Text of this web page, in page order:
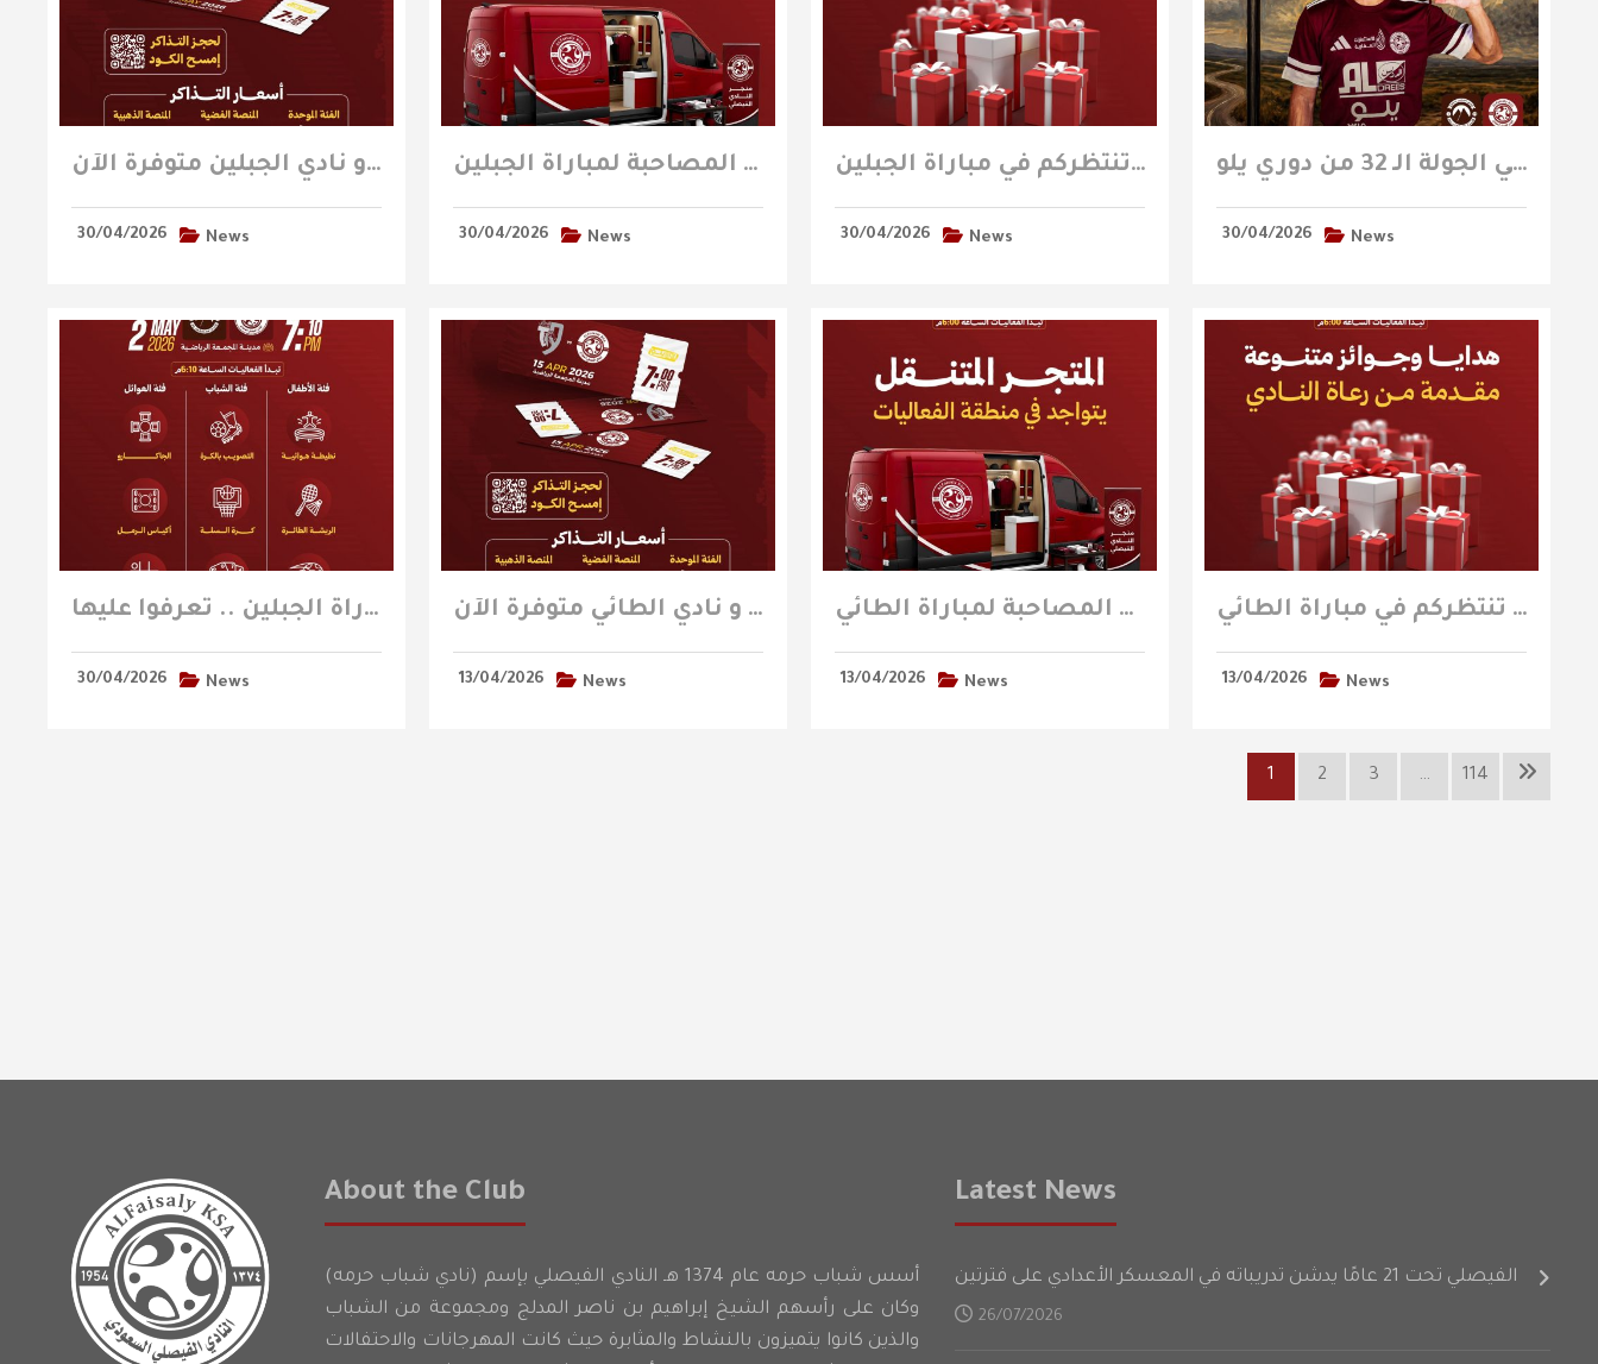
تذاكر مباراة الفيصلي و نادي الجبلين متوفرة الآن
30/04/2026 News
الفعاليات المصاحبة لمباراة الجبلين .. تعرفوا عليها
30/04/2026 News
المتجر المتنقل يتواجد في منطقة الفعاليات المصاحبة لمباراة الجبلين
30/04/2026 News
تذاكر مباراة الفيصلي و نادي الطائي متوفرة الآن
13/04/2026 News
هدايا وجوائز متنوعة مقدمة من رعاة النادي تنتظركم في مباراة الجبلين
30/04/2026 News
المتجر المتنقل يتواجد في منطقة الفعاليات المصاحبة لمباراة الطائي
13/04/2026 News
الفيصلي يلاقي الجبلين في الجولة الـ 32 من دوري يلو
30/04/2026 News
هدايا وجوائز متنوعة مقدمة من رعاة النادي تنتظركم في مباراة الطائي
13/04/2026 News
1 2 3 … 114
About the Club
أسس شباب حرمه عام 1374 هـ النادي الفيصلي بإسم (نادي شباب حرمه)
وكان على رأسهم الشيخ إبراهيم بن ناصر المدلج ومجموعة من الشباب
والذين كانوا يتميزون بالنشاط والمثابرة حيث كانت المهرجانات والاحتفالات
Latest News
الفيصلي تحت 21 عامًا يدشن تدريباته في المعسكر الأعدادي على فترتين
26/07/2026